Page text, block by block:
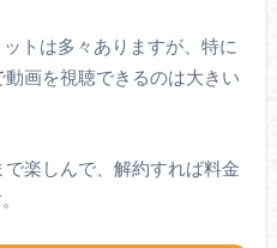
トは多々ありますが、特に
動画を視聴できるのは大きい
楽しんで、解約すれば料金